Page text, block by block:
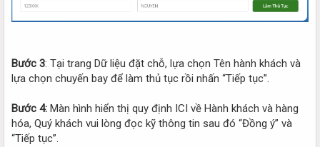
Bước 3: Tại trang Dữ liệu đặt chỗ, lựa chọn Tên hành khách và
lựa chọn chuyến bay để làm thủ tục rồi nhấn “Tiếp tục”.
Bước 4: Màn hình hiển thị quy định ICI về Hành khách và hàng
hóa, Quý khách vui lòng đọc kỹ thông tin sau đó “Đồng ý” và
“Tiếp tục”.